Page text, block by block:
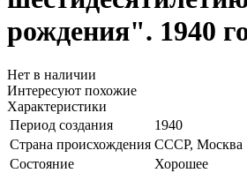
рождения". 1940
Нет в наличии
Интересуют похожие
Характеристики
Период создания
1940
Страна происхождения СССР, Москва
Состояние
Хорошее